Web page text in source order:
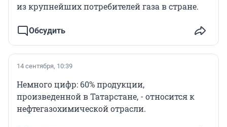
из крупнейших потребителей газа в стране.
Обсудить
14 сентября, 10:39
Немного цифр: 60% продукции,
произведенной в Татарстане, - относится к
нефтегазохимической отрасли.